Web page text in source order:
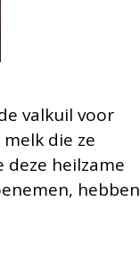
valkuil voor
die ze
heilzame
hebben